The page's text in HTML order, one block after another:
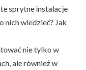
sprytne instalacje
nich wiedzieć? Jak
nie tylko w
ale również w